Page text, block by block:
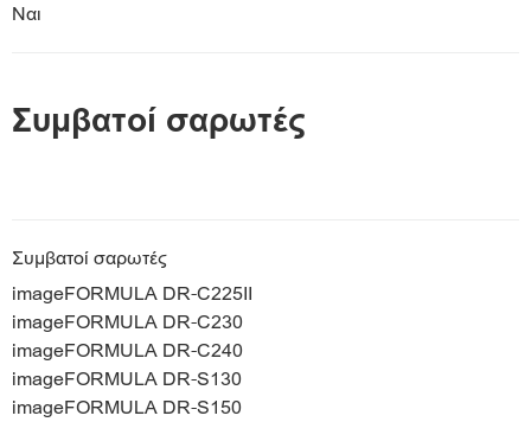
Ναι
Συμβατοί σαρωτές
Συμβατοί σαρωτές
imageFORMULA DR-C225II
imageFORMULA DR-C230
imageFORMULA DR-C240
imageFORMULA DR-S130
imageFORMULA DR-S150